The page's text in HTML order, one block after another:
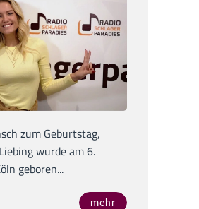
zum Geburtstag,
wurde am 6.
geboren...
mehr